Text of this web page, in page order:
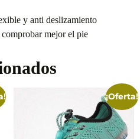
y anti deslizamiento
mejor el pie
¡Oferta!